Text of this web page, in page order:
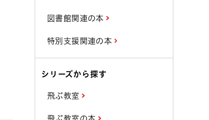
図書館関連の本
特別支援関連の本
シリーズから探す
飛ぶ教室